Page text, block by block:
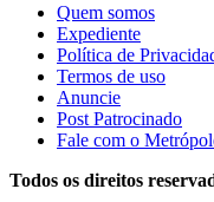
Quem somos
Expediente
Política de
Termos de uso
Anuncie
Post Patrocinado
Fale com o
Todos os direitos